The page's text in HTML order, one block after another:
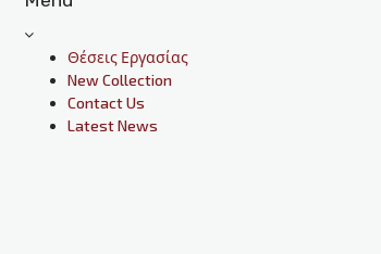
Θέσεις Εργασίας
New Collection
Contact Us
Latest News